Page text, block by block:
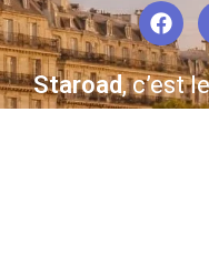
Staroad, c’est